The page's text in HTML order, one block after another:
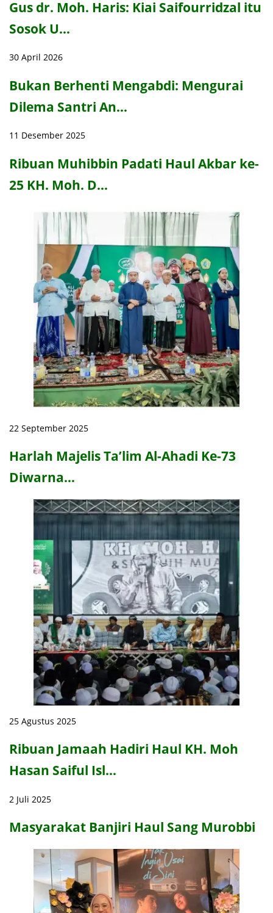
Gus dr. Moh. Haris: Kiai Saifourridzal itu
Sosok U…
30 April 2026
Bukan Berhenti Mengabdi: Mengurai
Dilema Santri An…
11 Desember 2025
Ribuan Muhibbin Padati Haul Akbar ke-
25 KH. Moh. D…
22 September 2025
Harlah Majelis Ta’lim Al-Ahadi Ke-73
Diwarna…
25 Agustus 2025
Ribuan Jamaah Hadiri Haul KH. Moh
Hasan Saiful Isl…
2 Juli 2025
Masyarakat Banjiri Haul Sang Murobbi